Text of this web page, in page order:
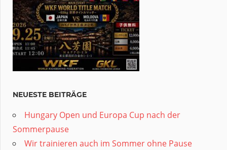
NEUESTE BEITRÄGE
Hungary Open und Europa Cup nach der
Sommerpause
Wir trainieren auch im Sommer ohne Pause